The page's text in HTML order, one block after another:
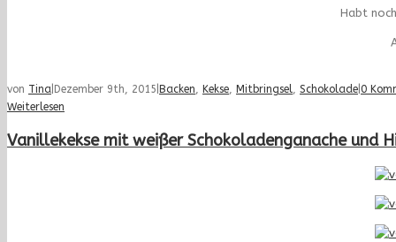
Habt
von Tina Dezember 9th, 2015 Backen, Kekse, Mitbringsel, Schokolade 0
Weiterlesen
Vanillekekse mit weißer Schokoladenganache und